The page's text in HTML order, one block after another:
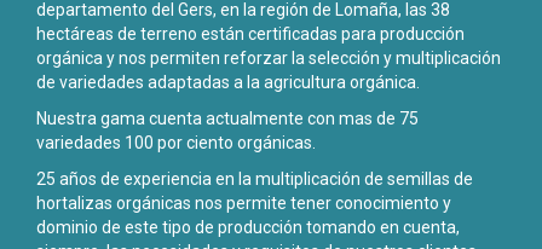
departamento del Gers, en la región de Lomaña, las 38
hectáreas de terreno están certificadas para producción
orgánica y nos permiten reforzar la selección y multiplicación
de variedades adaptadas a la agricultura orgánica.
Nuestra gama cuenta actualmente con mas de 75
variedades 100 por ciento orgánicas.
25 años de experiencia en la multiplicación de semillas de
hortalizas orgánicas nos permite tener conocimiento y
dominio de este tipo de producción tomando en cuenta,